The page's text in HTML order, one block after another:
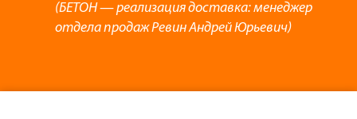
(БЕТОН — реализация доставка: менеджер
отдела продаж Ревин Андрей Юрьевич)